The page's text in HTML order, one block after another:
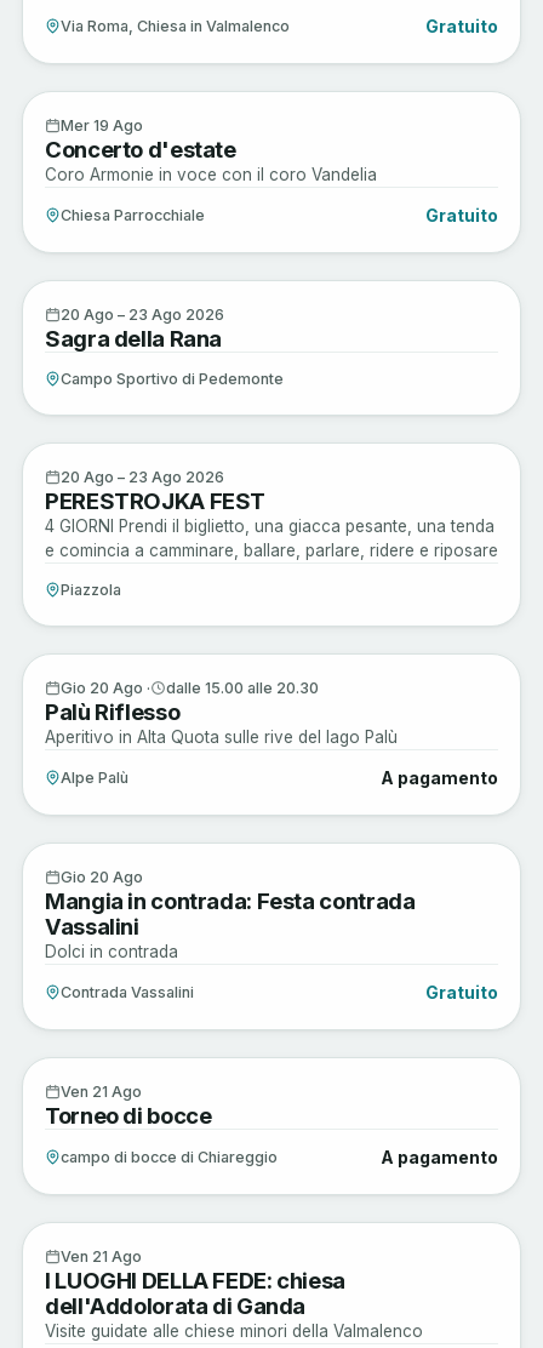
Via Roma, Chiesa in Valmalenco Gratuito
Arte e Cultura
Mer 19 Ago
Concerto d'estate
Coro Armonie in voce con il coro Vandelia
Chiesa Parrocchiale Gratuito
Sagre e Tradizioni
20 Ago – 23 Ago 2026
Sagra della Rana
Campo Sportivo di Pedemonte
Musica e Spettacoli
20 Ago – 23 Ago 2026
PERESTROJKA FEST
4 GIORNI Prendi il biglietto, una giacca pesante, una tenda
e comincia a camminare, ballare, parlare, ridere e riposare
Piazzola
Musica e Spettacoli
Gio 20 Ago · dalle 15.00 alle 20.30
Palù Riflesso
Aperitivo in Alta Quota sulle rive del lago Palù
Alpe Palù A pagamento
Enogastronomia
Gio 20 Ago
Mangia in contrada: Festa contrada
Vassalini
Dolci in contrada
Contrada Vassalini Gratuito
Musica e Spettacoli
Ven 21 Ago
Torneo di bocce
campo di bocce di Chiareggio A pagamento
Arte e Cultura
Ven 21 Ago
I LUOGHI DELLA FEDE: chiesa
dell'Addolorata di Ganda
Visite guidate alle chiese minori della Valmalenco